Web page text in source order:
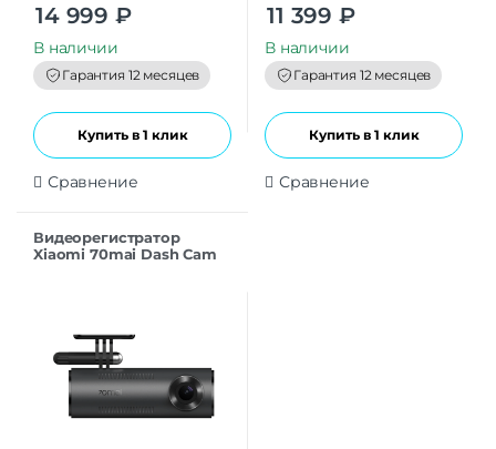
t
o
f
5
14 999 ₽
В наличии
Гарантия 12 месяцев
Купить в 1 клик
Сравнение
t
o
f
5
11 399 ₽
В наличии
Гарантия 12 месяцев
Купить в 1 клик
Сравнение
Видеорегистратор
Xiaomi 70mai Dash Cam